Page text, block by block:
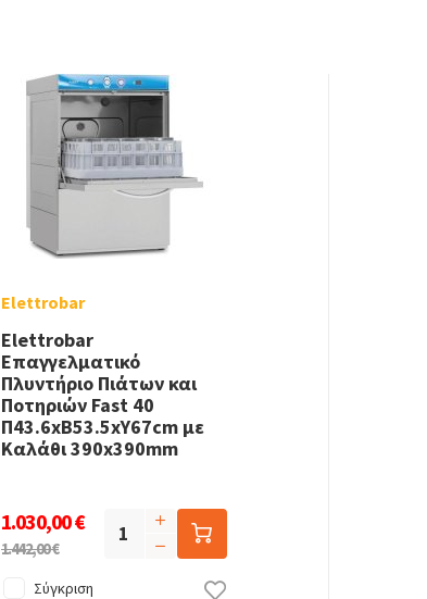
Elettrobar
Elettrobar
Επαγγελματικό
Πλυντήριο Πιάτων και
Ποτηριών Fast 40
Π43.6xΒ53.5xΥ67cm με
Καλάθι 390x390mm
1.030,00 €
1.442,00 €
Σύγκριση